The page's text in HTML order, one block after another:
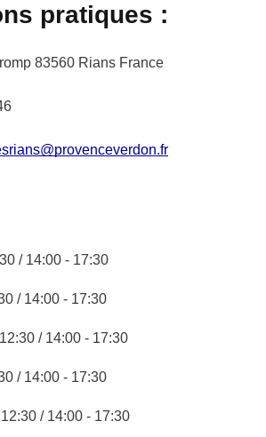
pratiques :
83560 Rians France
/ 14:00 - 17:30
/ 14:00 - 17:30
/ 14:00 - 17:30
/ 14:00 - 17:30
/ 14:00 - 17:30